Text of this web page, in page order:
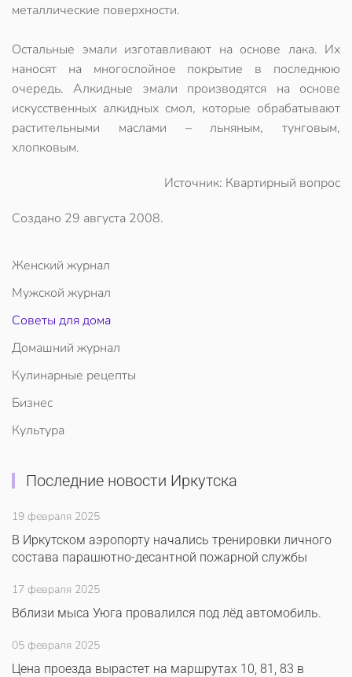
металлические поверхности.
Остальные эмали изготавливают на основе лака. Их
наносят на многослойное покрытие в последнюю
очередь. Алкидные эмали производятся на основе
искусственных алкидных смол, которые обрабатывают
растительными маслами – льняным, тунговым,
хлопковым.
Источник: Квартирный вопрос
Создано 29 августа 2008.
Женский журнал
Мужской журнал
Советы для дома
Домашний журнал
Кулинарные рецепты
Бизнес
Культура
Последние новости Иркутска
19 февраля 2025
В Иркутском аэропорту начались тренировки личного
состава парашютно-десантной пожарной службы
17 февраля 2025
Вблизи мыса Уюга провалился под лёд автомобиль.
05 февраля 2025
Цена проезда вырастет на маршрутах 10, 81, 83 в